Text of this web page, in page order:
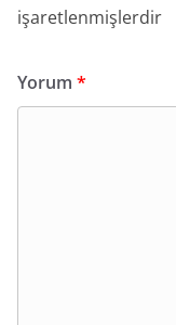
işaretlenmişlerdir
Yorum *